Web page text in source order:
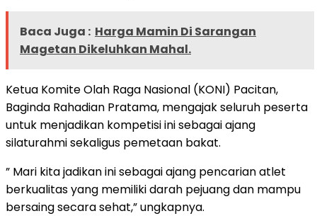
Baca Juga : Harga Mamin Di Sarangan
Magetan Dikeluhkan Mahal.
Ketua Komite Olah Raga Nasional (KONI) Pacitan,
Baginda Rahadian Pratama, mengajak seluruh peserta
untuk menjadikan kompetisi ini sebagai ajang
silaturahmi sekaligus pemetaan bakat.
” Mari kita jadikan ini sebagai ajang pencarian atlet
berkualitas yang memiliki darah pejuang dan mampu
bersaing secara sehat,” ungkapnya.